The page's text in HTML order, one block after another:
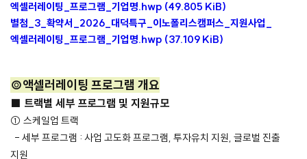
엑셀러레이팅_프로그램_기업명.hwp (49.805 KiB)
별첨_3_확약서_2026_대덕특구_이노폴리스캠퍼스_지원사업_
엑셀러레이팅_프로그램_기업명.hwp (37.109 KiB)
◎액셀러레이팅 프로그램 개요
■ 트랙별 세부 프로그램 및 지원규모
① 스케일업 트랙
- 세부 프로그램 : 사업 고도화 프로그램, 투자유치 지원, 글로벌 진출
지원